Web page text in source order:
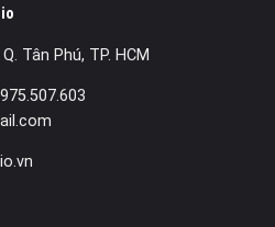
Tân Phú, TP. HCM